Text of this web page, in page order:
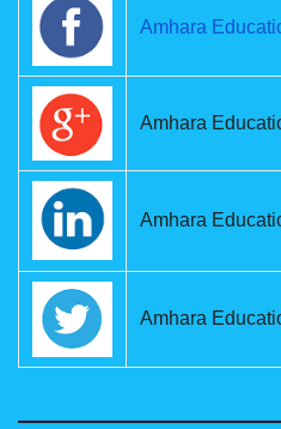
Amhara
Amhara
Amhara
Amhara